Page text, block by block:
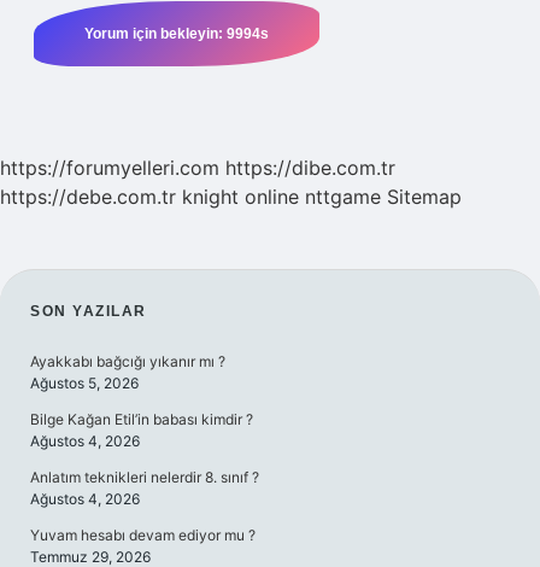
https://forumyelleri.com https://dibe.com.tr
https://debe.com.tr knight online nttgame Sitemap
SIDEBAR
SON YAZILAR
Ayakkabı bağcığı yıkanır mı ?
Ağustos 5, 2026
Bilge Kağan Etil’in babası kimdir ?
Ağustos 4, 2026
Anlatım teknikleri nelerdir 8. sınıf ?
Ağustos 4, 2026
Yuvam hesabı devam ediyor mu ?
Temmuz 29, 2026